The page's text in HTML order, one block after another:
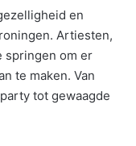
en
Artiesten,
springen om er
te maken. Van
tot gewaagde